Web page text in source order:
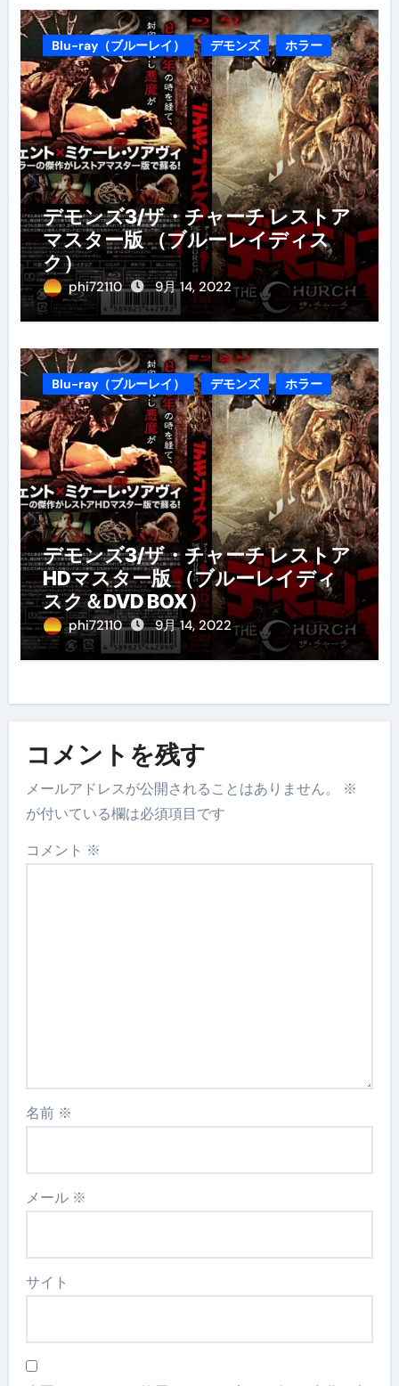
Blu-ray（ブルーレイ） デモンズ ホラー
デモンズ3/ザ・チャーチ レストア
マスター版 （ブルーレイディス
ク）
phi72110 9月 14, 2022
Blu-ray（ブルーレイ） デモンズ ホラー
デモンズ3/ザ・チャーチ レストア
HDマスター版 （ブルーレイディ
スク＆DVD BOX）
phi72110 9月 14, 2022
コメントを残す
メールアドレスが公開されることはありません。
※
が付いている欄は必須項目です
コメント ※
名前 ※
メール ※
サイト